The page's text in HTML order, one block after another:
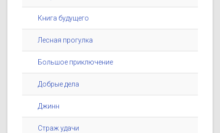
Книга будущего
Лесная прогулка
Большое приключение
Добрые дела
Джинн
Страж удачи